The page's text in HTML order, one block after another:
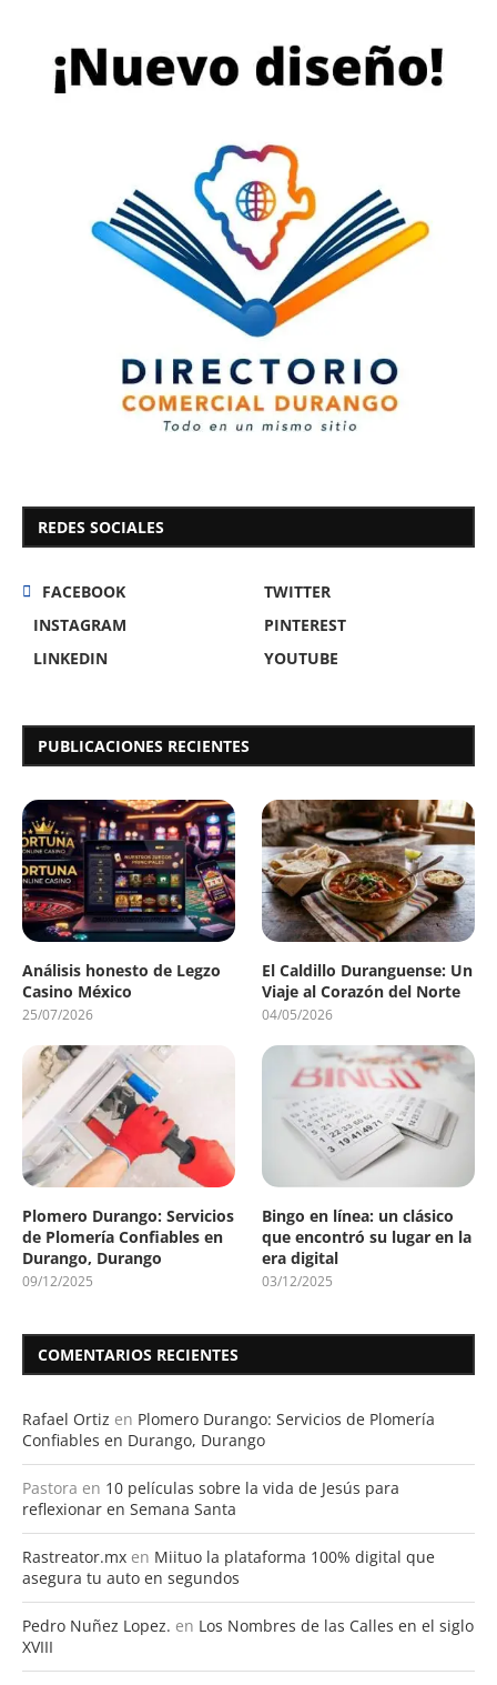
REDES SOCIALES
FACEBOOK
TWITTER
INSTAGRAM
PINTEREST
LINKEDIN
YOUTUBE
PUBLICACIONES RECIENTES
Análisis honesto de Legzo
Casino México
25/07/2026
El Caldillo Duranguense: Un
Viaje al Corazón del Norte
04/05/2026
Plomero Durango: Servicios
de Plomería Confiables en
Durango, Durango
09/12/2025
Bingo en línea: un clásico
que encontró su lugar en la
era digital
03/12/2025
COMENTARIOS RECIENTES
Rafael Ortiz en Plomero Durango: Servicios de Plomería
Confiables en Durango, Durango
Pastora en 10 películas sobre la vida de Jesús para
reflexionar en Semana Santa
Rastreator.mx en Miituo la plataforma 100% digital que
asegura tu auto en segundos
Pedro Nuñez Lopez. en Los Nombres de las Calles en el siglo
XVIII